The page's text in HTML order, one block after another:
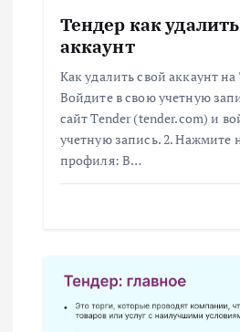
Тендер как
аккаунт
Как удалить свой аккаунт на
Войдите в свою учетную
сайт Tender (tender.com) и
учетную запись. 2. Нажмите
профиля: В…